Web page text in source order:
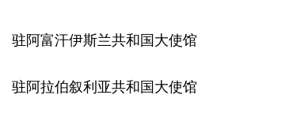
驻阿富汗伊斯兰共和国大使馆
驻阿拉伯叙利亚共和国大使馆